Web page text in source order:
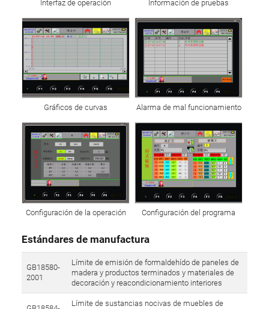
Interfaz de operación Información de pruebas
Gráficos de curvas Alarma de mal funcionamiento
Configuración de la operación Configuración del programa
Estándares de manufactura
GB18580-
2001
Límite de emisión de formaldehído de paneles de
madera y productos terminados y materiales de
decoración y reacondicionamiento interiores
Límite de sustancias nocivas de muebles de